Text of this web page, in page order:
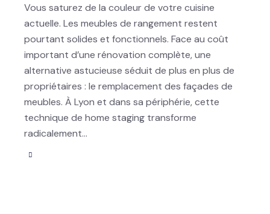
Vous saturez de la couleur de votre cuisine
actuelle. Les meubles de rangement restent
pourtant solides et fonctionnels. Face au coût
important d’une rénovation complète, une
alternative astucieuse séduit de plus en plus de
propriétaires : le remplacement des façades de
meubles. À Lyon et dans sa périphérie, cette
technique de home staging transforme
radicalement…